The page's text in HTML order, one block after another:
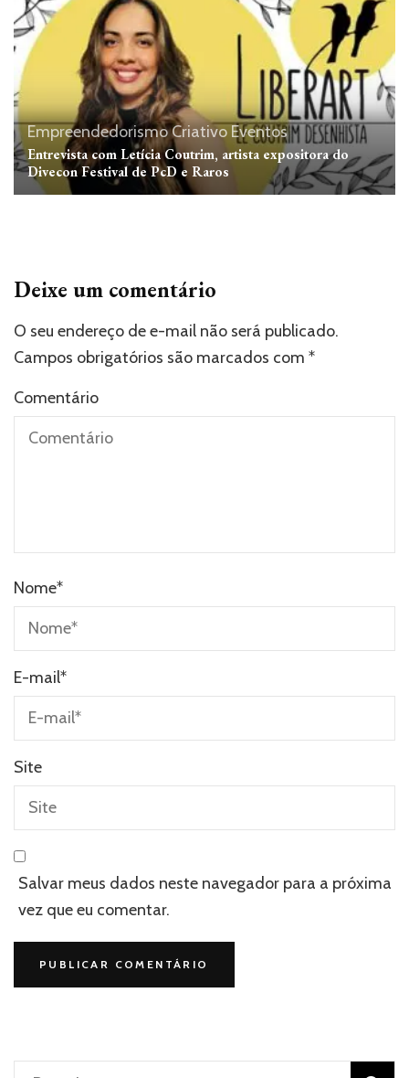
Empreendedorismo Criativo Eventos
Entrevista com Letícia Coutrim, artista expositora do
Divecon Festival de PcD e Raros
Deixe um comentário
O seu endereço de e-mail não será publicado.
Campos obrigatórios são marcados com *
Comentário
Nome*
E-mail*
Site
Salvar meus dados neste navegador para a próxima
vez que eu comentar.